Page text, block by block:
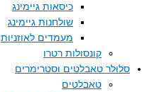
כיסאות גיימינג
שולחנות גיימינג
מעמדים לאוזניות
קונסולות רטרו
סלולר טאבלטים וסטרימרים
טאבלטים